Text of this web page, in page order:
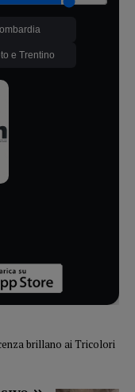
e Trentino
brillano ai Tricolori